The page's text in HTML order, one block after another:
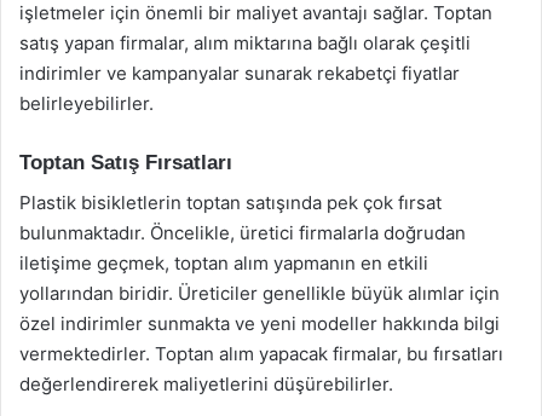
işletmeler için önemli bir maliyet avantajı sağlar. Toptan
satış yapan firmalar, alım miktarına bağlı olarak çeşitli
indirimler ve kampanyalar sunarak rekabetçi fiyatlar
belirleyebilirler.
Toptan Satış Fırsatları
Plastik bisikletlerin toptan satışında pek çok fırsat
bulunmaktadır. Öncelikle, üretici firmalarla doğrudan
iletişime geçmek, toptan alım yapmanın en etkili
yollarından biridir. Üreticiler genellikle büyük alımlar için
özel indirimler sunmakta ve yeni modeller hakkında bilgi
vermektedirler. Toptan alım yapacak firmalar, bu fırsatları
değerlendirerek maliyetlerini düşürebilirler.